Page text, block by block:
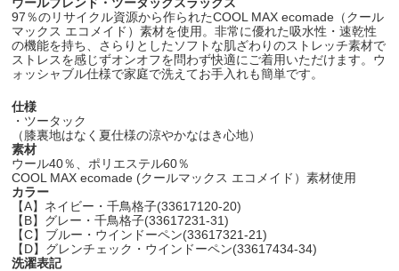
97％のリサイクル資源から作られたCOOL MAX ecomade（クール
マックス エコメイド）素材を使用。非常に優れた吸水性・速乾性
の機能を持ち、さらりとしたソフトな肌ざわりのストレッチ素材で
ストレスを感じずオンオフを問わず快適にご着用いただけます。ウ
ォッシャブル仕様で家庭で洗えてお手入れも簡単です。
仕様
・ツータック
（膝裏地はなく夏仕様の涼やかなはき心地）
素材
ウール40％、ポリエステル60％
COOL MAX ecomade (クールマックス エコメイド）素材使用
カラー
【A】ネイビー・千鳥格子(33617120-20)
【B】グレー・千鳥格子(33617231-31)
【C】ブルー・ウインドーペン(33617321-21)
【D】グレンチェック・ウインドーペン(33617434-34)
洗濯表記